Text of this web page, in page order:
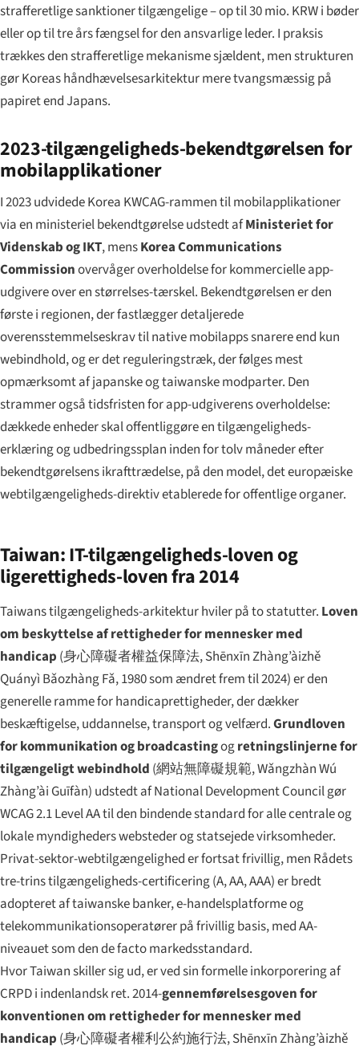
strafferetlige sanktioner tilgængelige – op til 30 mio. KRW i bøder
eller op til tre års fængsel for den ansvarlige leder. I praksis
trækkes den strafferetlige mekanisme sjældent, men strukturen
gør Koreas håndhævelsesarkitektur mere tvangsmæssig på
papiret end Japans.
2023-tilgængeligheds-bekendtgørelsen for
mobilapplikationer
I 2023 udvidede Korea KWCAG-rammen til mobilapplikationer
via en ministeriel bekendtgørelse udstedt afMinisteriet for
Videnskab og IKT, mensKorea Communications
Commissionovervåger overholdelse for kommercielle app-
udgivere over en størrelses-tærskel. Bekendtgørelsen er den
første i regionen, der fastlægger detaljerede
overensstemmelseskrav til native mobilapps snarere end kun
webindhold, og er det reguleringstræk, der følges mest
opmærksomt af japanske og taiwanske modparter. Den
strammer også tidsfristen for app-udgiverens overholdelse:
dækkede enheder skal offentliggøre en tilgængeligheds-
erklæring og udbedringssplan inden for tolv måneder efter
bekendtgørelsens ikrafttrædelse, på den model, det europæiske
webtilgængeligheds-direktiv etablerede for offentlige organer.
Taiwan: IT-tilgængeligheds-loven og
ligerettigheds-loven fra 2014
Taiwans tilgængeligheds-arkitektur hviler på to statutter. Loven
om beskyttelse af rettigheder for mennesker med
handicap (身心障礙者權益保障法,Shēnxīn Zhàng’àizhě
Quányì Bǎozhàng Fǎ, 1980 som ændret frem til 2024) er den
generelle ramme for handicaprettigheder, der dækker
beskæftigelse, uddannelse, transport og velfærd.Grundloven
for kommunikation og broadcastingogretningslinjerne for
tilgængeligt webindhold (網站無障礙規範,Wǎngzhàn Wú
Zhàng’ài Guīfàn) udstedt af National Development Council gør
WCAG 2.1 Level AA til den bindende standard for alle centrale og
lokale myndigheders websteder og statsejede virksomheder.
Privat-sektor-webtilgængelighed er fortsat frivillig, men Rådets
tre-trins tilgængeligheds-certificering (A, AA, AAA) er bredt
adopteret af taiwanske banker, e-handelsplatforme og
telekommunikationsoperatører på frivillig basis, med AA-
niveauet som den de facto markedsstandard.
Hvor Taiwan skiller sig ud, er ved sin formelle inkorporering af
CRPD i indenlandsk ret. 2014-gennemførelsesgoven for
konventionen om rettigheder for mennesker med
handicap (身心障礙者權利公約施行法,Shēnxīn Zhàng’àizhě